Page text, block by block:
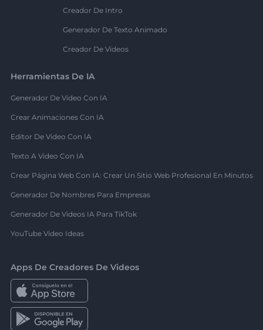
Creador De Intro
Generador De Texto Animado
Creador De Videos
Herramientas De IA
Generador De Video Con IA
Crear Animaciones Con IA
Editor De Video Con IA
Texto A Video Con IA
Crear Página Web Con IA: Crear Un Sitio Web Profesional En Minutos
Generador De Nombres Para Empresas
Generador De Videos IA Para TikTok
YouTube Video Ideas
Apps De Creadores De Videos